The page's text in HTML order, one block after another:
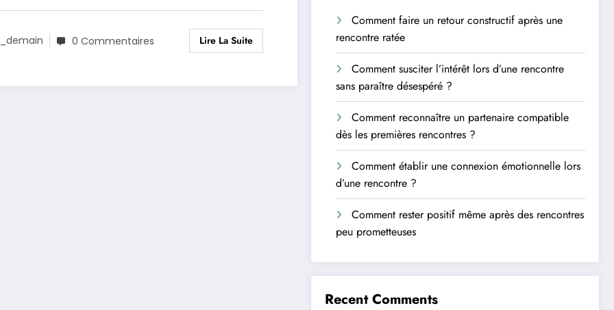
0 Commentaires Lire La Suite
Comment faire un retour constructif après une
rencontre ratée
Comment susciter l’intérêt lors d’une rencontre
sans paraître désespéré ?
Comment reconnaître un partenaire compatible
dès les premières rencontres ?
Comment établir une connexion émotionnelle lors
d’une rencontre ?
Comment rester positif même après des rencontres
peu prometteuses
Recent Comments